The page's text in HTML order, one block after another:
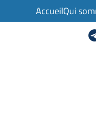
AccueilQui